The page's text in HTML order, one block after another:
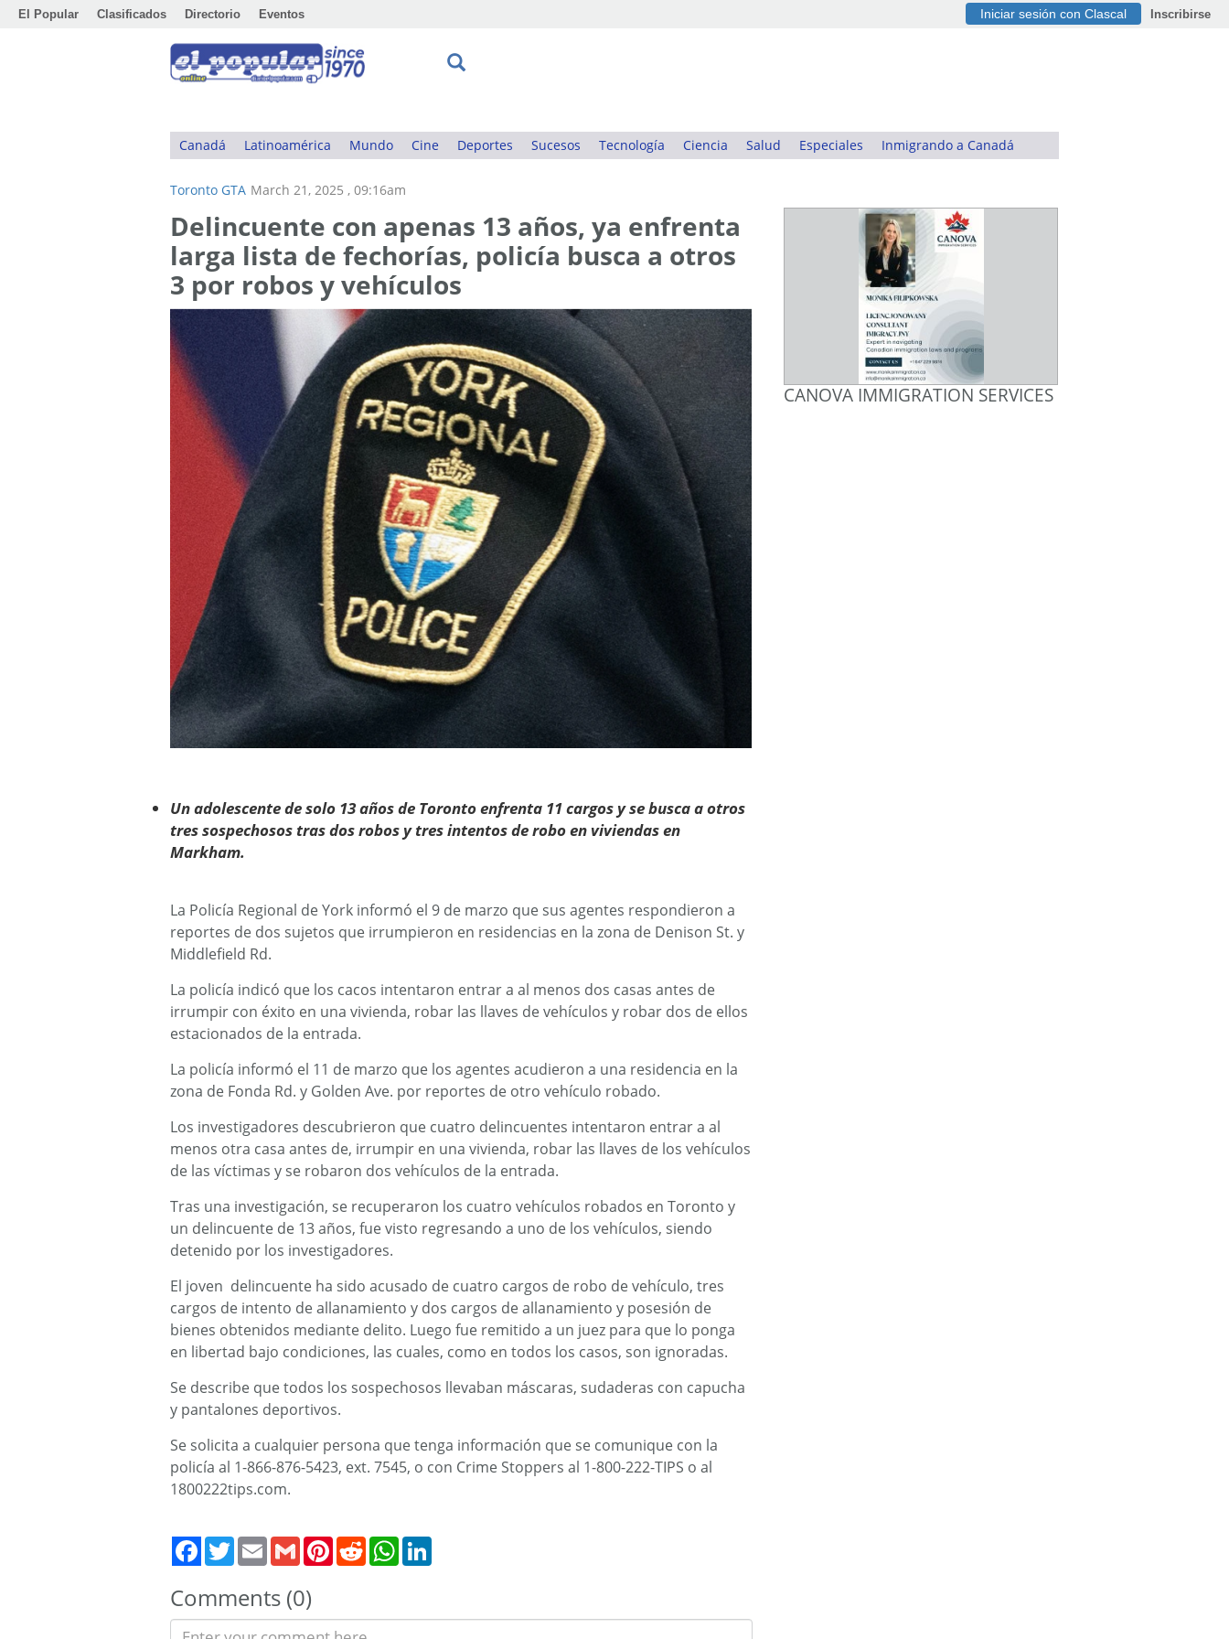
El Popular Clasificados Directorio Eventos Iniciar sesión con Clascal Inscribirse
Canadá Latinoamérica Mundo Cine Deportes Sucesos Tecnología Ciencia Salud Especiales Inmigrando a Canadá
Toronto GTA March 21, 2025 , 09:16am
Delincuente con apenas 13 años, ya enfrenta
larga lista de fechorías, policía busca a otros
3 por robos y vehículos
Un adolescente de solo 13 años de Toronto enfrenta 11 cargos y se busca a otros
tres sospechosos tras dos robos y tres intentos de robo en viviendas en
Markham.
La Policía Regional de York informó el 9 de marzo que sus agentes respondieron a
reportes de dos sujetos que irrumpieron en residencias en la zona de Denison St. y
Middlefield Rd.
La policía indicó que los cacos intentaron entrar a al menos dos casas antes de
irrumpir con éxito en una vivienda, robar las llaves de vehículos y robar dos de ellos
estacionados de la entrada.
La policía informó el 11 de marzo que los agentes acudieron a una residencia en la
zona de Fonda Rd. y Golden Ave. por reportes de otro vehículo robado.
Los investigadores descubrieron que cuatro delincuentes intentaron entrar a al
menos otra casa antes de, irrumpir en una vivienda, robar las llaves de los vehículos
de las víctimas y se robaron dos vehículos de la entrada.
Tras una investigación, se recuperaron los cuatro vehículos robados en Toronto y
un delincuente de 13 años, fue visto regresando a uno de los vehículos, siendo
detenido por los investigadores.
El joven delincuente ha sido acusado de cuatro cargos de robo de vehículo, tres
cargos de intento de allanamiento y dos cargos de allanamiento y posesión de
bienes obtenidos mediante delito. Luego fue remitido a un juez para que lo ponga
en libertad bajo condiciones, las cuales, como en todos los casos, son ignoradas.
Se describe que todos los sospechosos llevaban máscaras, sudaderas con capucha
y pantalones deportivos.
Se solicita a cualquier persona que tenga información que se comunique con la
policía al 1-866-876-5423, ext. 7545, o con Crime Stoppers al 1-800-222-TIPS o al
1800222tips.com.
TwitterEmail Gmail PinterestRedditWhatsApp
Comments (0)
CANOVA IMMIGRATION SERVICES